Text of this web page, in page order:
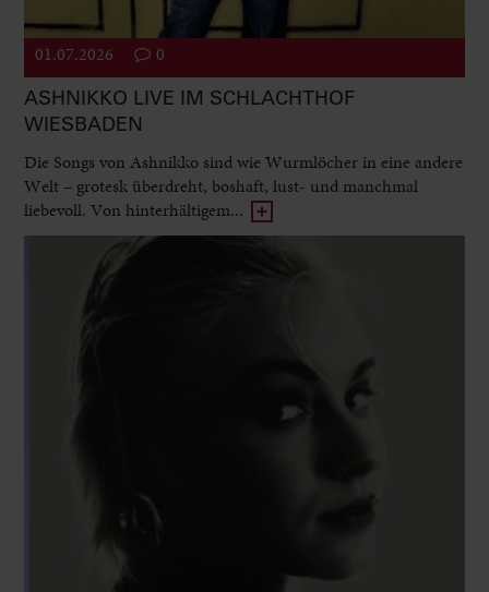
01.07.2026 0
ASHNIKKO LIVE IM SCHLACHTHOF
WIESBADEN
Die Songs von Ashnikko sind wie Wurmlöcher in eine andere
Welt – grotesk überdreht, boshaft, lust- und manchmal
liebevoll. Von hinterhältigem...